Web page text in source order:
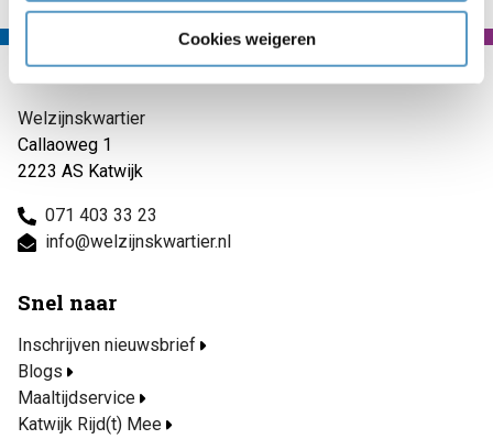
Cookies weigeren
Contact
Welzijnskwartier
Callaoweg 1
2223 AS Katwijk
071 403 33 23
info@welzijnskwartier.nl
Snel naar
Inschrijven nieuwsbrief
Blogs
Maaltijdservice
Katwijk Rijd(t) Mee